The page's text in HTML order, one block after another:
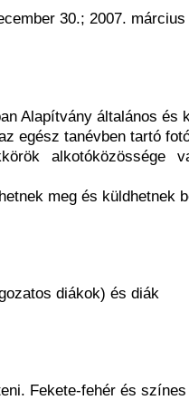
30.; 2007. március
Alapítvány általános és
egész tanévben tartó
alkotóközössége
meg és küldhetnek
diákok) és diák
Fekete-fehér és